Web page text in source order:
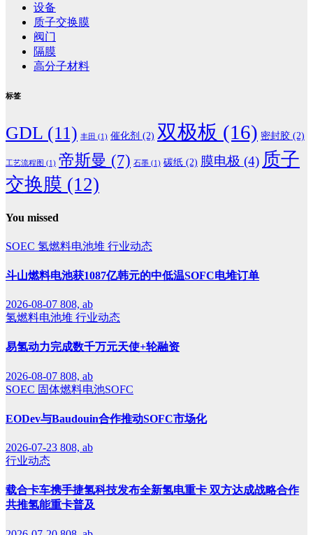
设备
质子交换膜
阀门
隔膜
高分子材料
标签
GDL (11) 丰田 (1) 催化剂 (2) 双极板 (16) 密封胶 (2)
工艺流程图 (1) 帝斯曼 (7) 石墨 (1) 碳纸 (2) 膜电极 (4) 质子
交换膜 (12)
You missed
SOEC 氢燃料电池堆 行业动态
斗山燃料电池获1087亿韩元的中低温SOFC电堆订单
2026-08-07 808, ab
氢燃料电池堆 行业动态
易氢动力完成数千万元天使+轮融资
2026-08-07 808, ab
SOEC 固体燃料电池SOFC
EODev与Baudouin合作推动SOFC市场化
2026-07-23 808, ab
行业动态
载合卡车携手捷氢科技发布全新氢电重卡 双方达成战略合作
共推氢能重卡普及